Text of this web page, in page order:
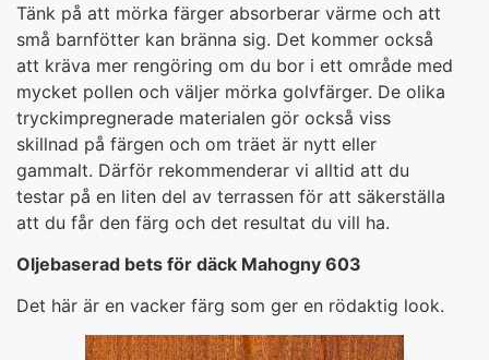
Tänk på att mörka färger absorberar värme och att
små barnfötter kan bränna sig. Det kommer också
att kräva mer rengöring om du bor i ett område med
mycket pollen och väljer mörka golvfärger. De olika
tryckimpregnerade materialen gör också viss
skillnad på färgen och om träet är nytt eller
gammalt. Därför rekommenderar vi alltid att du
testar på en liten del av terrassen för att säkerställa
att du får den färg och det resultat du vill ha.
Oljebaserad bets för däck Mahogny 603
Det här är en vacker färg som ger en rödaktig look.